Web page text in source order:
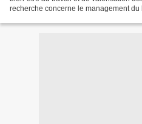
recherche concerne le management du